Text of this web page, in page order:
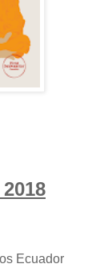
Ecuador